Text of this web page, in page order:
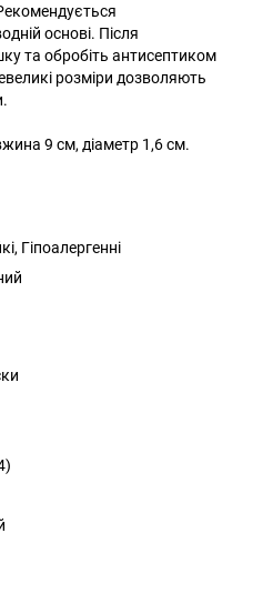
основі. Після
та обробіть антисептиком
розміри дозволяють
9 см, діаметр 1,6 см.
Гіпоалергенні